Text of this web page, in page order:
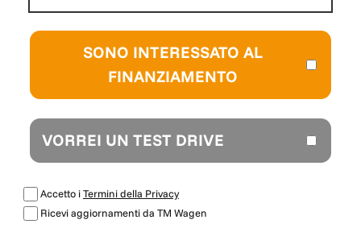
SONO INTERESSATO AL
FINANZIAMENTO
VORREI UN TEST DRIVE
Accetto iTermini della Privacy
Ricevi aggiornamenti da TM Wagen